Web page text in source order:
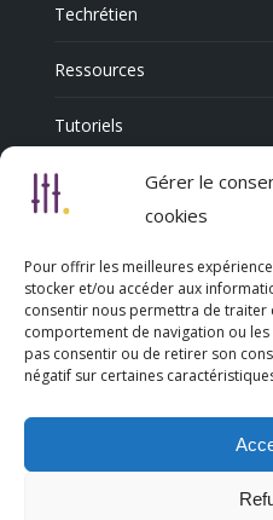
Gérer le
cookies
Pour offrir les meilleures
stocker et/ou accéder aux
consentir nous permettra de traiter
comportement de navigation ou les
pas consentir ou de retirer son
négatif sur certaines
Techrétien
Ressources
Tutoriels
Annuaire Professionnel
Nous découvrir
Qui sommes-nous
L’association Trésorsmédia
Politique de cookies (UE)